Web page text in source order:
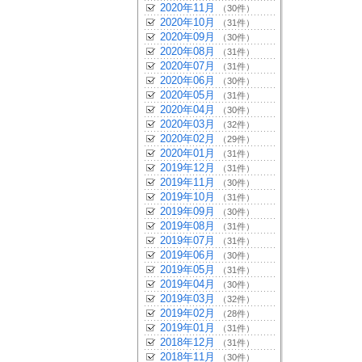
2020年11月 （30件）
2020年10月 （31件）
2020年09月 （30件）
2020年08月 （31件）
2020年07月 （31件）
2020年06月 （30件）
2020年05月 （31件）
2020年04月 （30件）
2020年03月 （32件）
2020年02月 （29件）
2020年01月 （31件）
2019年12月 （31件）
2019年11月 （30件）
2019年10月 （31件）
2019年09月 （30件）
2019年08月 （31件）
2019年07月 （31件）
2019年06月 （30件）
2019年05月 （31件）
2019年04月 （30件）
2019年03月 （32件）
2019年02月 （28件）
2019年01月 （31件）
2018年12月 （31件）
2018年11月 （30件）